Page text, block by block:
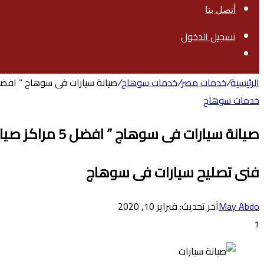
أتصل بنا
تسجيل الدخول
عن
الرئيسية/خدمات مصر/خدمات سوهاج/صيانة سيارات فى سوهاج ” افضل 5 مراكز صيانة سيارات فى
خدمات سوهاج
صيانة سيارات فى سوهاج ” افضل 5 مراكز صيانة سيارات فى سوهاج “
فنى تصليح سيارات فى سوهاج
May Abdoآخر تحديث: فبراير 10, 2020
1